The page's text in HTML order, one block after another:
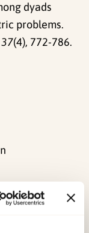
dyads
problems.
(4), 772-786.